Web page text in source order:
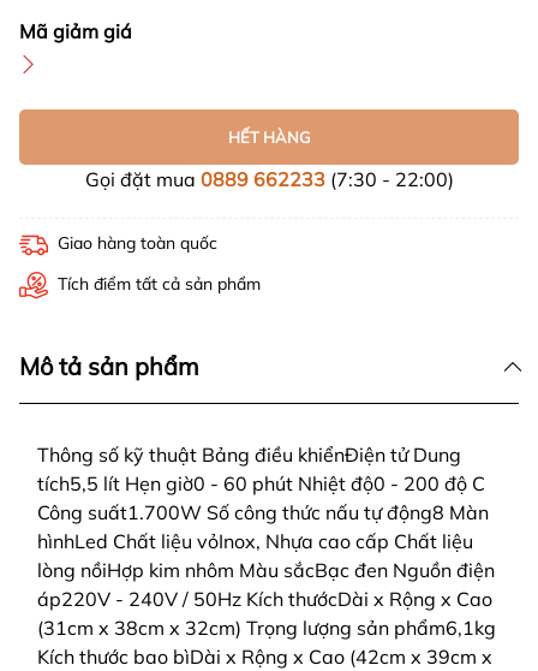
Mã giảm giá
HẾT HÀNG
Gọi đặt mua 0889 662233(7:30 - 22:00)
Giao hàng toàn quốc
Tích điểm tất cả sản phẩm
Mô tả sản phẩm
Thông số kỹ thuật Bảng điều khiểnĐiện tử Dung
tích5,5 lít Hẹn giờ0 - 60 phút Nhiệt độ0 - 200 độ C
Công suất1.700W Số công thức nấu tự động8 Màn
hìnhLed Chất liệu vỏInox, Nhựa cao cấp Chất liệu
lòng nồiHợp kim nhôm Màu sắcBạc đen Nguồn điện
áp220V - 240V / 50Hz Kích thướcDài x Rộng x Cao
(31cm x 38cm x 32cm) Trọng lượng sản phẩm6,1kg
Kích thước bao bìDài x Rộng x Cao (42cm x 39cm x